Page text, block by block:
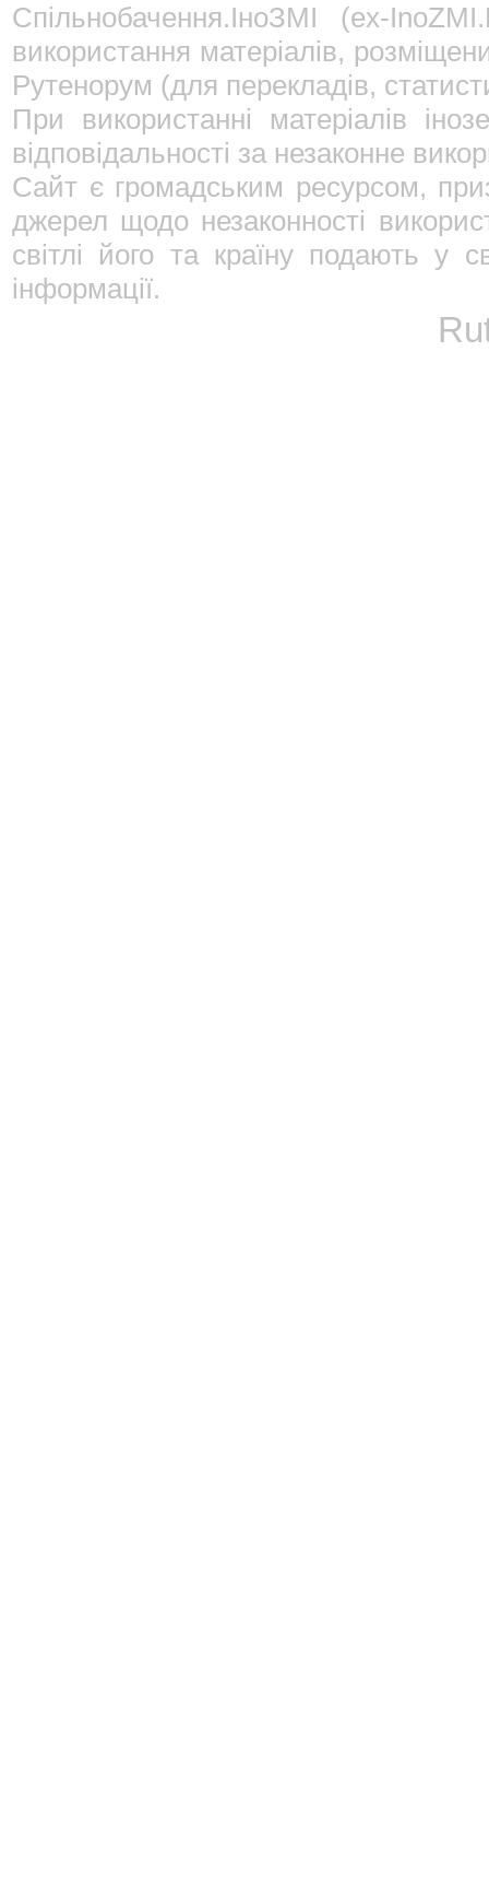
Спільнобачення.ІноЗМІ (ex-
використання матеріалів,
Рутенорум (для перекладів,
При використанні матеріалів
відповідальності за незаконне
Сайт є громадським ресурсом,
джерел щодо незаконності
світлі його та країну подають у
інформації.